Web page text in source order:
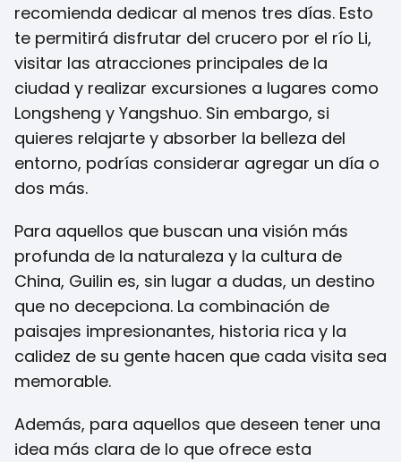
recomienda dedicar al menos tres días. Esto
te permitirá disfrutar del crucero por el río Li,
visitar las atracciones principales de la
ciudad y realizar excursiones a lugares como
Longsheng y Yangshuo. Sin embargo, si
quieres relajarte y absorber la belleza del
entorno, podrías considerar agregar un día o
dos más.
Para aquellos que buscan una visión más
profunda de la naturaleza y la cultura de
China, Guilin es, sin lugar a dudas, un destino
que no decepciona. La combinación de
paisajes impresionantes, historia rica y la
calidez de su gente hacen que cada visita sea
memorable.
Además, para aquellos que deseen tener una
idea más clara de lo que ofrece esta